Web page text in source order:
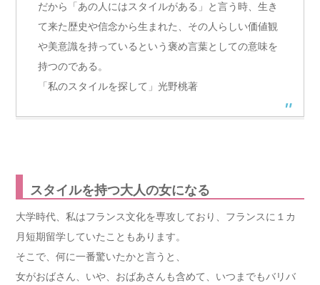
だから「あの人にはスタイルがある」と言う時、生き
て来た歴史や信念から生まれた、その人らしい価値観
や美意識を持っているという褒め言葉としての意味を
持つのである。
「私のスタイルを探して」光野桃著
スタイルを持つ大人の女になる
大学時代、私はフランス文化を専攻しており、フランスに１カ
月短期留学していたこともあります。
そこで、何に一番驚いたかと言うと、
女がおばさん、いや、おばあさんも含めて、いつまでもバリバ